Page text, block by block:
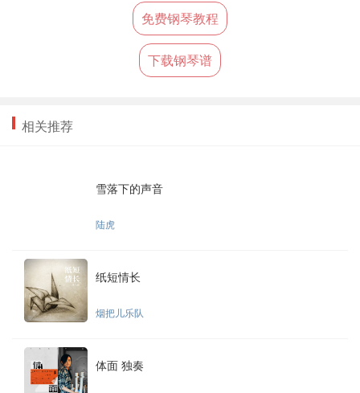
免费钢琴教程
下载钢琴谱
相关推荐
雪落下的声音
陆虎
纸短情长
烟把儿乐队
体面 独奏